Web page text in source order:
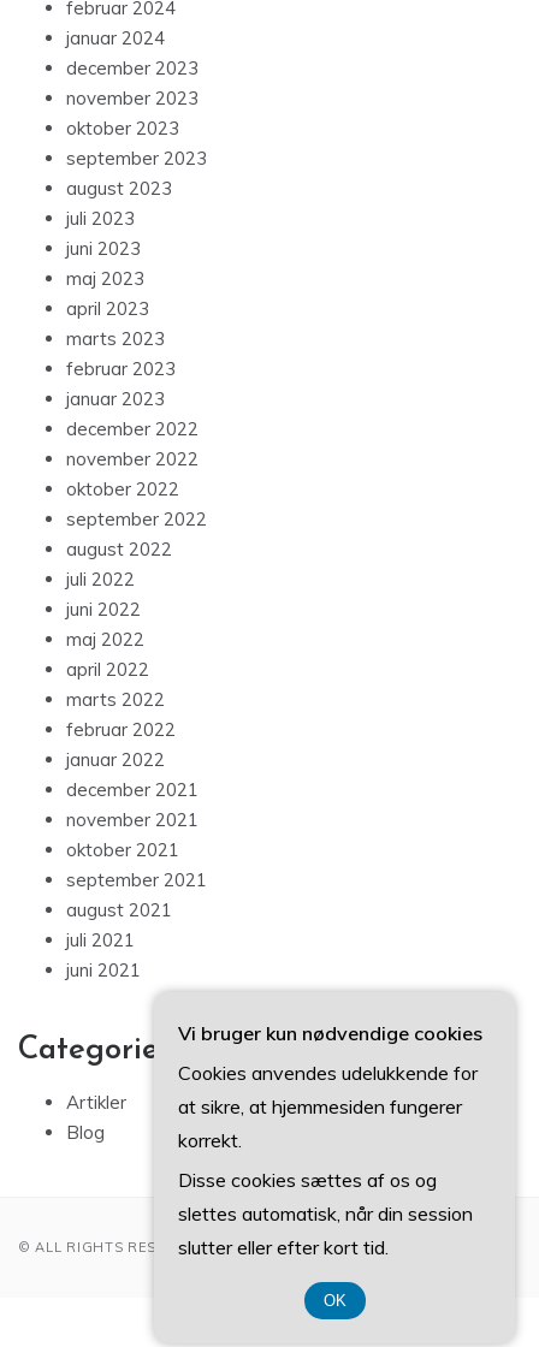
februar 2024
januar 2024
december 2023
november 2023
oktober 2023
september 2023
august 2023
juli 2023
juni 2023
maj 2023
april 2023
marts 2023
februar 2023
januar 2023
december 2022
november 2022
oktober 2022
september 2022
august 2022
juli 2022
juni 2022
maj 2022
april 2022
marts 2022
februar 2022
januar 2022
december 2021
november 2021
oktober 2021
september 2021
august 2021
juli 2021
juni 2021
Categories
Artikler
Blog
© ALL RIGHTS RESERVED 2022
Vi bruger kun nødvendige cookies
Cookies anvendes udelukkende for
at sikre, at hjemmesiden fungerer
korrekt.
Disse cookies sættes af os og
slettes automatisk, når din session
slutter eller efter kort tid.
OK